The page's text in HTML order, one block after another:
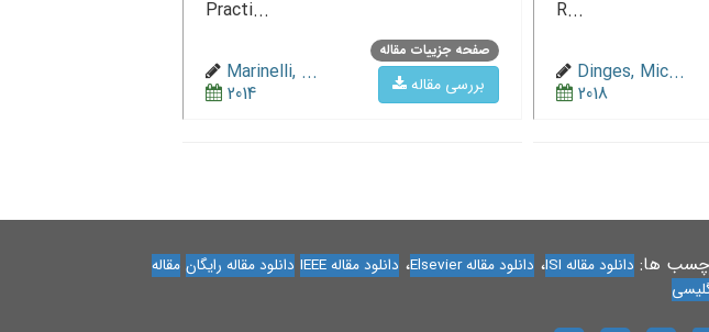
R...
Dinges, Mic...
2018
صفحه جزییات مقاله
بررسی مقاله
Practi...
Marinelli, ...
2014
ها: دانلود مقاله ISI ، دانلود مقاله Elsevier ، دانلود مقاله IEEE دانلود مقاله رایگان مقاله